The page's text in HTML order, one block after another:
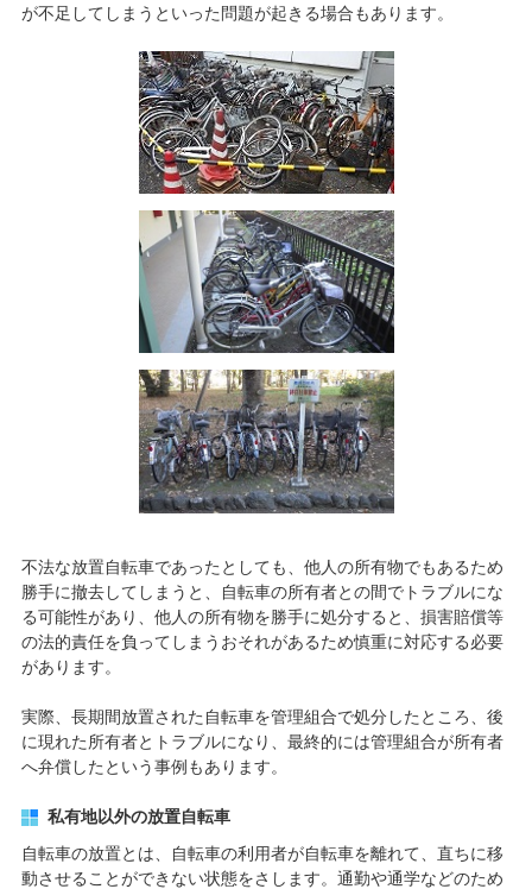
が不足してしまうといった問題が起きる場合もあります。
不法な放置自転車であったとしても、他人の所有物でもあるため
勝手に撤去してしまうと、自転車の所有者との間でトラブルにな
る可能性があり、他人の所有物を勝手に処分すると、損害賠償等
の法的責任を負ってしまうおそれがあるため慎重に対応する必要
があります。
実際、長期間放置された自転車を管理組合で処分したところ、後
に現れた所有者とトラブルになり、最終的には管理組合が所有者
へ弁償したという事例もあります。
私有地以外の放置自転車
自転車の放置とは、自転車の利用者が自転車を離れて、直ちに移
動させることができない状態をさします。通勤や通学などのため